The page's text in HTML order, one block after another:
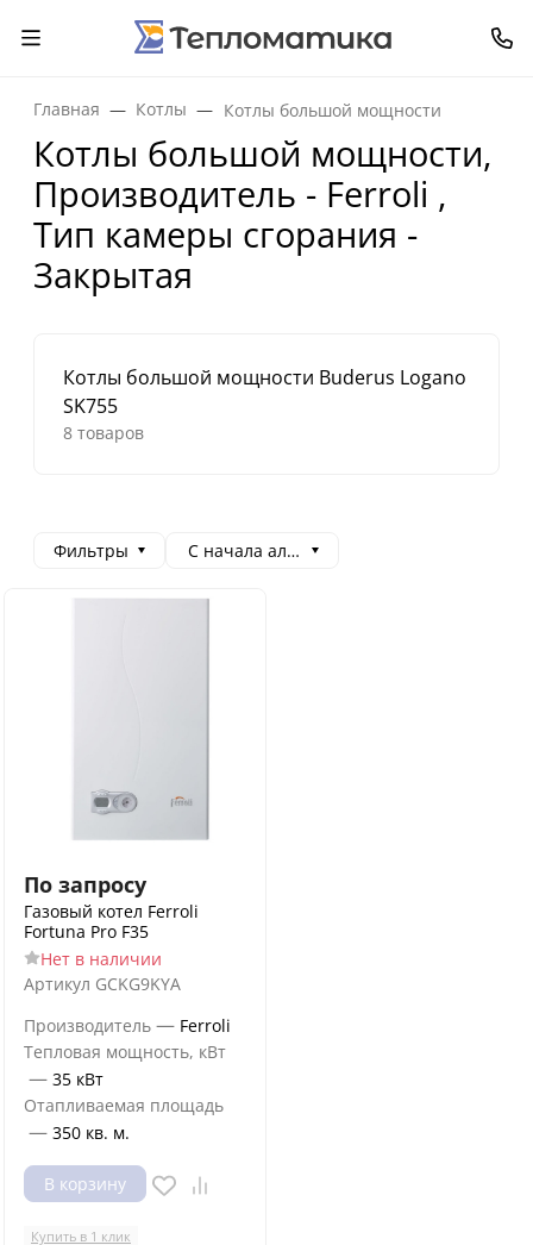
Главная Котлы Котлы большой мощности
Котлы большой мощности,
Производитель - Ferroli ,
Тип камеры сгорания -
Закрытая
Котлы большой мощности Buderus Logano
SK755
8 товаров
Фильтры С начала алфавита
По запросу
Газовый котел Ferroli
Fortuna Pro F35
Нет в наличии
Артикул GCKG9KYA
Производитель — Ferroli
Тепловая мощность, кВт
— 35 кВт
Отапливаемая площадь
— 350 кв. м.
В корзину
Купить в 1 клик